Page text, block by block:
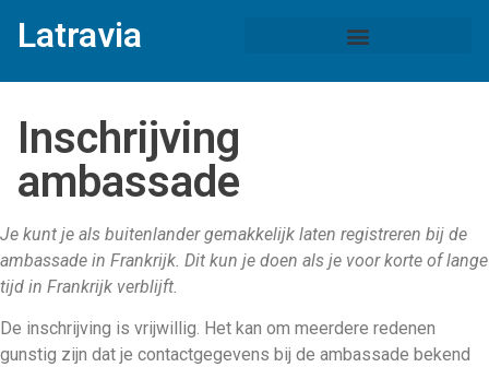
Latravia
Inschrijving
ambassade
Je kunt je als buitenlander gemakkelijk laten registreren bij de
ambassade in Frankrijk. Dit kun je doen als je voor korte of lange
tijd in Frankrijk verblijft.
De inschrijving is vrijwillig. Het kan om meerdere redenen
gunstig zijn dat je contactgegevens bij de ambassade bekend